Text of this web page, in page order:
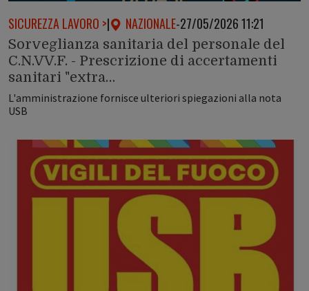
SICUREZZA LAVORO >| NAZIONALE-27/05/2026 11:21
Sorveglianza sanitaria del personale del
C.N.VV.F. - Prescrizione di accertamenti
sanitari "extra…
L'amministrazione fornisce ulteriori spiegazioni alla nota
USB